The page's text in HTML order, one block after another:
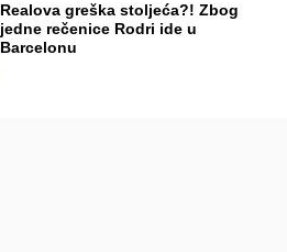
Realova greška stoljeća?! Zbog
jedne rečenice Rodri ide u
Barcelonu